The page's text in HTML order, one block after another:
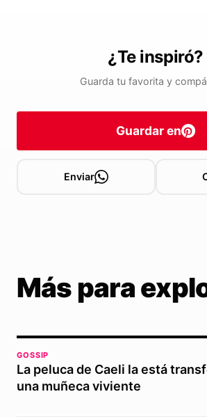
¿Te inspiró?
Guarda tu favorita y
Guardar en
Enviar
Más para
GOSSIP
La peluca de Caeli la está
una muñeca viviente